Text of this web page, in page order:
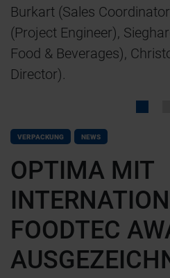
Burkart (Sales
(Project Engineer),
Food & Beverages),
Director).
VERPACKUNG NEWS
OPTIMA MIT
FOODTEC